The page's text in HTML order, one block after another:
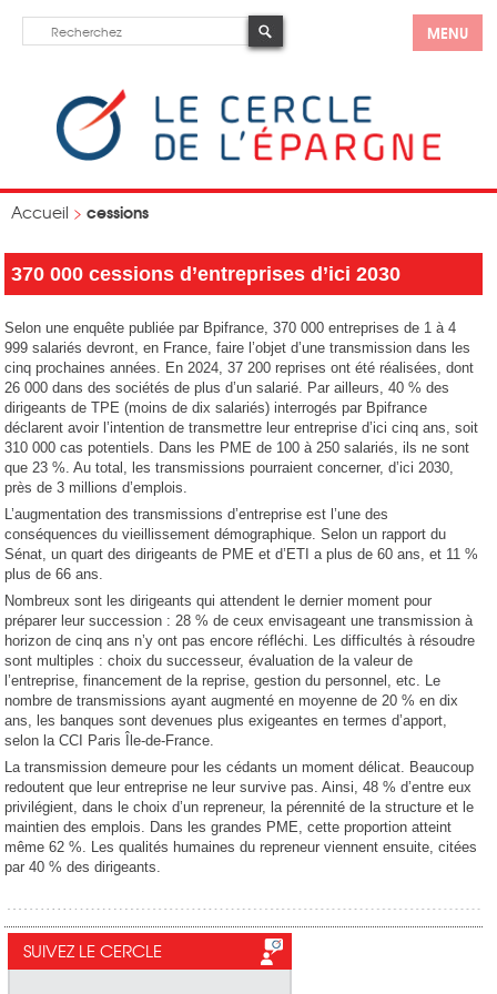
MENU
Accueil > cessions
370 000 cessions d’entreprises d’ici 2030
Selon une enquête publiée par Bpifrance, 370 000 entreprises de 1 à 4
999 salariés devront, en France, faire l’objet d’une transmission dans les
cinq prochaines années. En 2024, 37 200 reprises ont été réalisées, dont
26 000 dans des sociétés de plus d’un salarié. Par ailleurs, 40 % des
dirigeants de TPE (moins de dix salariés) interrogés par Bpifrance
déclarent avoir l’intention de transmettre leur entreprise d’ici cinq ans, soit
310 000 cas potentiels. Dans les PME de 100 à 250 salariés, ils ne sont
que 23 %. Au total, les transmissions pourraient concerner, d’ici 2030,
près de 3 millions d’emplois.
L’augmentation des transmissions d’entreprise est l’une des
conséquences du vieillissement démographique. Selon un rapport du
Sénat, un quart des dirigeants de PME et d’ETI a plus de 60 ans, et 11 %
plus de 66 ans.
Nombreux sont les dirigeants qui attendent le dernier moment pour
préparer leur succession : 28 % de ceux envisageant une transmission à
horizon de cinq ans n’y ont pas encore réfléchi. Les difficultés à résoudre
sont multiples : choix du successeur, évaluation de la valeur de
l’entreprise, financement de la reprise, gestion du personnel, etc. Le
nombre de transmissions ayant augmenté en moyenne de 20 % en dix
ans, les banques sont devenues plus exigeantes en termes d’apport,
selon la CCI Paris Île-de-France.
La transmission demeure pour les cédants un moment délicat. Beaucoup
redoutent que leur entreprise ne leur survive pas. Ainsi, 48 % d’entre eux
privilégient, dans le choix d’un repreneur, la pérennité de la structure et le
maintien des emplois. Dans les grandes PME, cette proportion atteint
même 62 %. Les qualités humaines du repreneur viennent ensuite, citées
par 40 % des dirigeants.
SUIVEZ LE CERCLE